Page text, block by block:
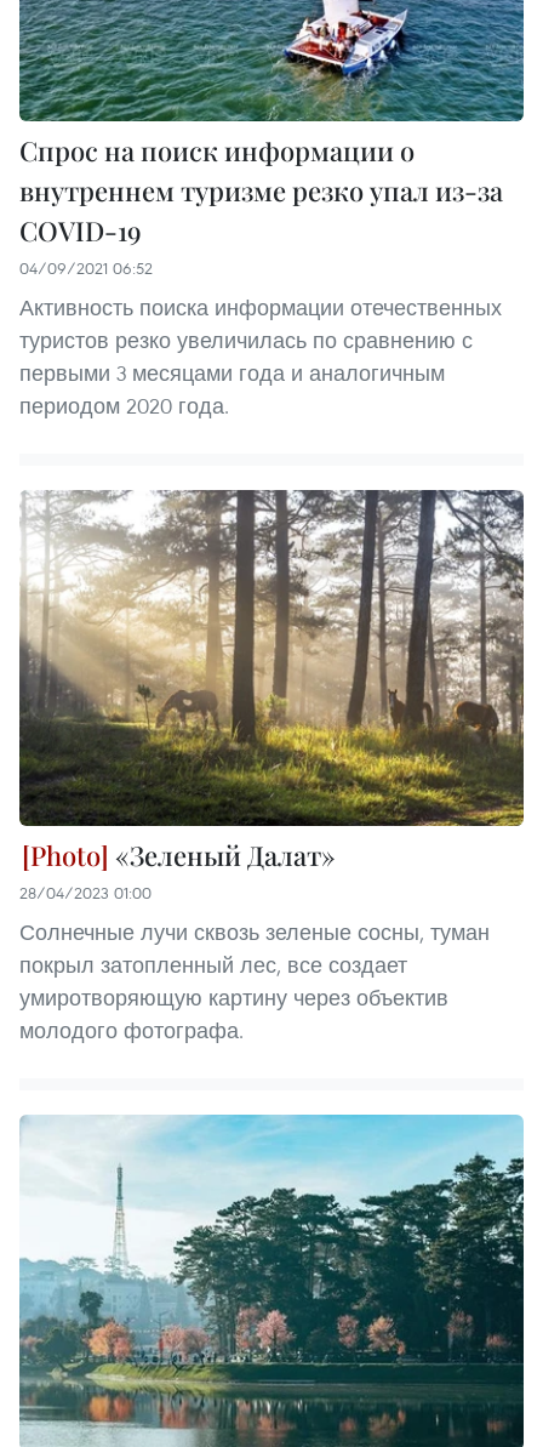
Спрос на поиск информации о
внутреннем туризме резко упал из-за
COVID-19
04/09/2021 06:52
Активность поиска информации отечественных
туристов резко увеличилась по сравнению с
первыми 3 месяцами года и аналогичным
периодом 2020 года.
«Зеленый Далат»
28/04/2023 01:00
Солнечные лучи сквозь зеленые сосны, туман
покрыл затопленный лес, все создает
умиротворяющую картину через объектив
молодого фотографа.